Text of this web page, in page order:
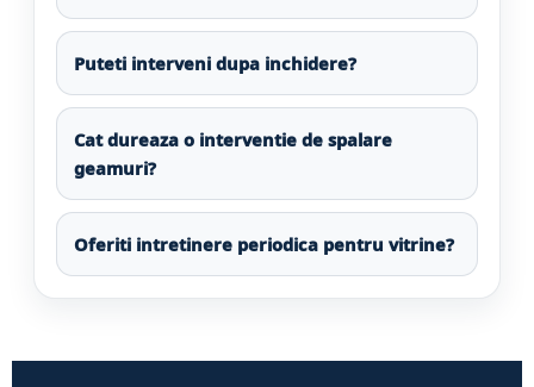
Puteti interveni dupa inchidere?
Cat dureaza o interventie de spalare
geamuri?
Oferiti intretinere periodica pentru vitrine?